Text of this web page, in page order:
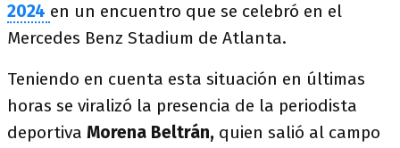
2024 en un encuentro que se celebró en el
Mercedes Benz Stadium de Atlanta.
Teniendo en cuenta esta situación en últimas
horas se viralizó la presencia de la periodista
deportiva Morena Beltrán, quien salió al campo